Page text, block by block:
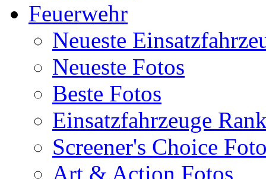
Feuerwehr
Neueste
Neueste Fotos
Beste Fotos
Einsatzfahrzeuge
Screener's Choice
Art & Action Fotos